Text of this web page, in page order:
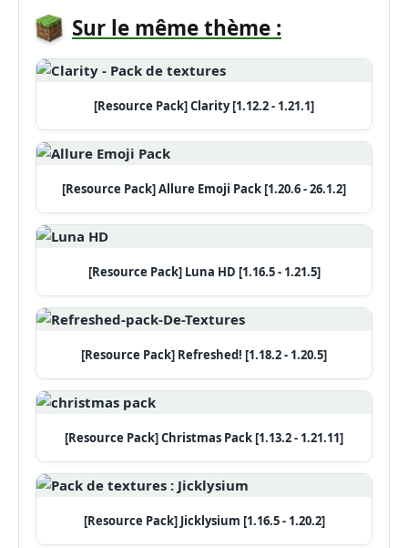
Sur le même thème :
[Resource Pack] Clarity [1.12.2 - 1.21.1]
[Resource Pack] Allure Emoji Pack [1.20.6 - 26.1.2]
[Resource Pack] Luna HD [1.16.5 - 1.21.5]
[Resource Pack] Refreshed! [1.18.2 - 1.20.5]
[Resource Pack] Christmas Pack [1.13.2 - 1.21.11]
[Resource Pack] Jicklysium [1.16.5 - 1.20.2]